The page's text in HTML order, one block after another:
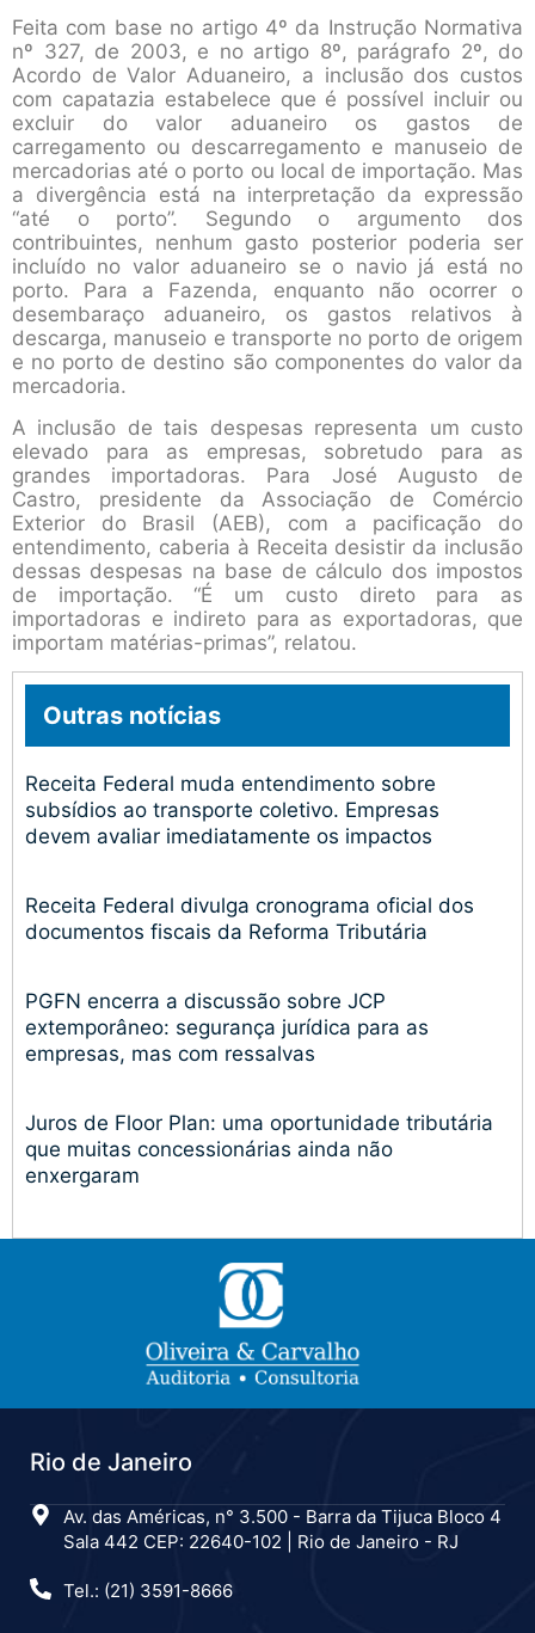
Feita com base no artigo 4º da Instrução Normativa
nº 327, de 2003, e no artigo 8º, parágrafo 2º, do
Acordo de Valor Aduaneiro, a inclusão dos custos
com capatazia estabelece que é possível incluir ou
excluir do valor aduaneiro os gastos de
carregamento ou descarregamento e manuseio de
mercadorias até o porto ou local de importação. Mas
a divergência está na interpretação da expressão
“até o porto”. Segundo o argumento dos
contribuintes, nenhum gasto posterior poderia ser
incluído no valor aduaneiro se o navio já está no
porto. Para a Fazenda, enquanto não ocorrer o
desembaraço aduaneiro, os gastos relativos à
descarga, manuseio e transporte no porto de origem
e no porto de destino são componentes do valor da
mercadoria.
A inclusão de tais despesas representa um custo
elevado para as empresas, sobretudo para as
grandes importadoras. Para José Augusto de
Castro, presidente da Associação de Comércio
Exterior do Brasil (AEB), com a pacificação do
entendimento, caberia à Receita desistir da inclusão
dessas despesas na base de cálculo dos impostos
de importação. “É um custo direto para as
importadoras e indireto para as exportadoras, que
importam matérias-primas”, relatou.
Outras notícias
Receita Federal muda entendimento sobre
subsídios ao transporte coletivo. Empresas
devem avaliar imediatamente os impactos
Receita Federal divulga cronograma oficial dos
documentos fiscais da Reforma Tributária
PGFN encerra a discussão sobre JCP
extemporâneo: segurança jurídica para as
empresas, mas com ressalvas
Juros de Floor Plan: uma oportunidade tributária
que muitas concessionárias ainda não
enxergaram
Rio de Janeiro
Av. das Américas, n° 3.500 - Barra da Tijuca Bloco 4
Sala 442 CEP: 22640-102 | Rio de Janeiro - RJ
Tel.: (21) 3591-8666